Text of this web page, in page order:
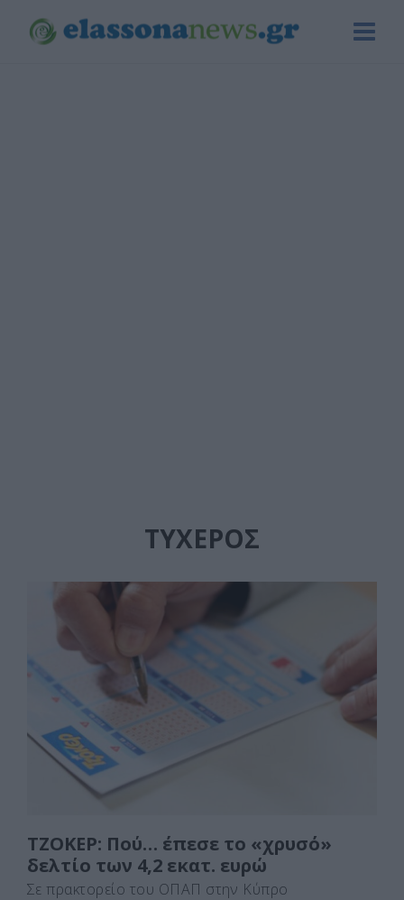
ΤΥΧΕΡΟΣ
ΤΖΟΚΕΡ: Πού… έπεσε το «χρυσό»
δελτίο των 4,2 εκατ. ευρώ
Σε πρακτορείο του ΟΠΑΠ στην Κύπρο